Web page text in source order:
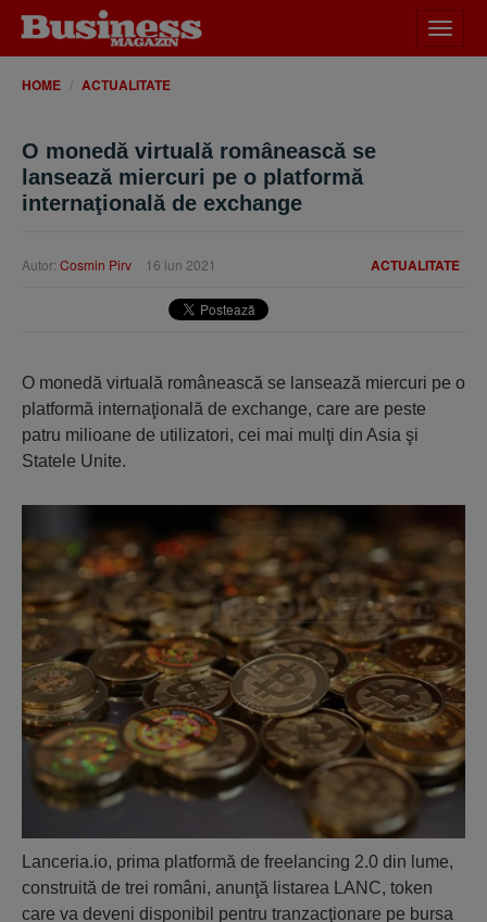
meniu
HOME ACTUALITATE
O monedă virtuală românească se
lansează miercuri pe o platformă
internaţională de exchange
ACTUALITATE
Autor: Cosmin Pirv 16 iun 2021
O monedă virtuală românească se lansează miercuri pe o
platformă internaţională de exchange, care are peste
patru milioane de utilizatori, cei mai mulţi din Asia şi
Statele Unite.
Lanceria.io, prima platformă de freelancing 2.0 din lume,
construită de trei români, anunţă listarea LANC, token
care va deveni disponibil pentru tranzacţionare pe bursa